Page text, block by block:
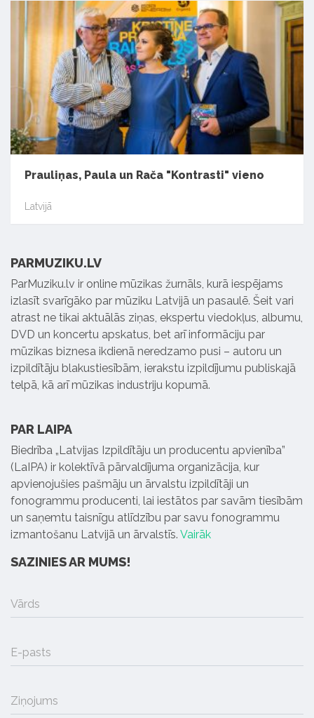
Prauliņas, Paula un Rača "Kontrasti" vieno
Latvijā
PARMUZIKU.LV
ParMuziku.lv ir online mūzikas žurnāls, kurā iespējams
izlasīt svarīgāko par mūziku Latvijā un pasaulē. Šeit vari
atrast ne tikai aktuālās ziņas, ekspertu viedokļus, albumu,
DVD un koncertu apskatus, bet arī informāciju par
mūzikas biznesa ikdienā neredzamo pusi – autoru un
izpildītāju blakustiesībām, ierakstu izpildījumu publiskajā
telpā, kā arī mūzikas industriju kopumā.
PAR LAIPA
Biedrība „Latvijas Izpildītāju un producentu apvienība”
(LaIPA) ir kolektīvā pārvaldījuma organizācija, kur
apvienojušies pašmāju un ārvalstu izpildītāji un
fonogrammu producenti, lai iestātos par savām tiesībām
un saņemtu taisnīgu atlīdzību par savu fonogrammu
izmantošanu Latvijā un ārvalstīs. Vairāk
SAZINIES AR MUMS!
Vārds
E-pasts
Ziņojums